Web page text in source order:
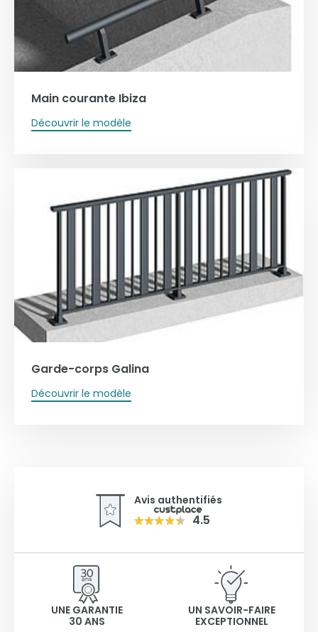
Main courante Ibiza
Découvrir le modèle
Garde-corps Galina
Découvrir le modèle
Avis authentifiés
4.5
UNE GARANTIE
30 ANS
UN SAVOIR-FAIRE
EXCEPTIONNEL